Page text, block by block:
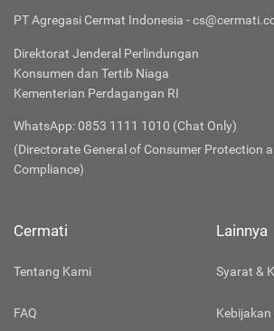
PT Agregasi Cermat Indonesia -
Direktorat Jenderal Perlindungan
Konsumen dan Tertib Niaga
Kementerian Perdagangan RI
WhatsApp: 0853 1111 1010 (Chat Only)
(Directorate General of Consumer Protection
Compliance)
Cermati
Tentang Kami
FAQ
Lainnya
Syarat &